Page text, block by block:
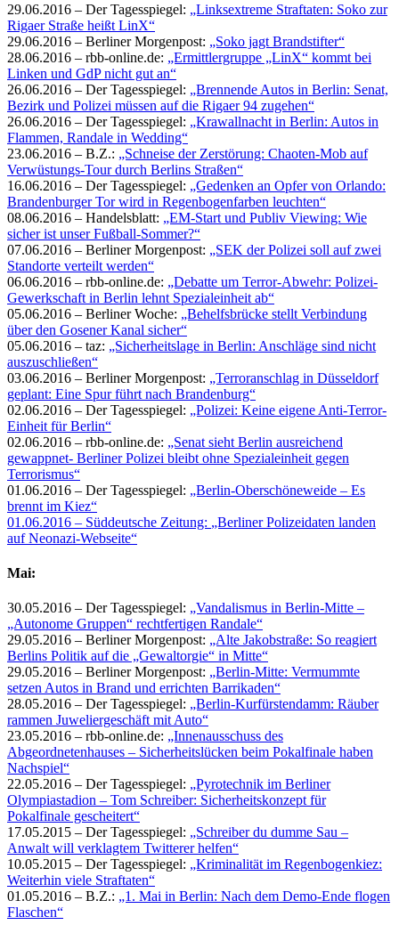
29.06.2016 – Der Tagesspiegel: „Linksextreme Straftaten: Soko zur
Rigaer Straße heißt LinX“
29.06.2016 – Berliner Morgenpost: „Soko jagt Brandstifter“
28.06.2016 – rbb-online.de: „Ermittlergruppe „LinX“ kommt bei
Linken und GdP nicht gut an“
26.06.2016 – Der Tagesspiegel: „Brennende Autos in Berlin: Senat,
Bezirk und Polizei müssen auf die Rigaer 94 zugehen“
26.06.2016 – Der Tagesspiegel: „Krawallnacht in Berlin: Autos in
Flammen, Randale in Wedding“
23.06.2016 – B.Z.: „Schneise der Zerstörung: Chaoten-Mob auf
Verwüstungs-Tour durch Berlins Straßen“
16.06.2016 – Der Tagesspiegel: „Gedenken an Opfer von Orlando:
Brandenburger Tor wird in Regenbogenfarben leuchten“
08.06.2016 – Handelsblatt: „EM-Start und Publiv Viewing: Wie
sicher ist unser Fußball-Sommer?“
07.06.2016 – Berliner Morgenpost: „SEK der Polizei soll auf zwei
Standorte verteilt werden“
06.06.2016 – rbb-online.de: „Debatte um Terror-Abwehr: Polizei-
Gewerkschaft in Berlin lehnt Spezialeinheit ab“
05.06.2016 – Berliner Woche: „Behelfsbrücke stellt Verbindung
über den Gosener Kanal sicher“
05.06.2016 – taz: „Sicherheitslage in Berlin: Anschläge sind nicht
auszuschließen“
03.06.2016 – Berliner Morgenpost: „Terroranschlag in Düsseldorf
geplant: Eine Spur führt nach Brandenburg“
02.06.2016 – Der Tagesspiegel: „Polizei: Keine eigene Anti-Terror-
Einheit für Berlin“
02.06.2016 – rbb-online.de: „Senat sieht Berlin ausreichend
gewappnet- Berliner Polizei bleibt ohne Spezialeinheit gegen
Terrorismus“
01.06.2016 – Der Tagesspiegel: „Berlin-Oberschöneweide – Es
brennt im Kiez“
01.06.2016 – Süddeutsche Zeitung: „Berliner Polizeidaten landen
auf Neonazi-Webseite“
Mai:
30.05.2016 – Der Tagesspiegel: „Vandalismus in Berlin-Mitte –
„Autonome Gruppen“ rechtfertigen Randale“
29.05.2016 – Berliner Morgenpost: „Alte Jakobstraße: So reagiert
Berlins Politik auf die „Gewaltorgie“ in Mitte“
29.05.2016 – Berliner Morgenpost: „Berlin-Mitte: Vermummte
setzen Autos in Brand und errichten Barrikaden“
28.05.2016 – Der Tagesspiegel: „Berlin-Kurfürstendamm: Räuber
rammen Juweliergeschäft mit Auto“
23.05.2016 – rbb-online.de: „Innenausschuss des
Abgeordnetenhauses – Sicherheitslücken beim Pokalfinale haben
Nachspiel“
22.05.2016 – Der Tagesspiegel: „Pyrotechnik im Berliner
Olympiastadion – Tom Schreiber: Sicherheitskonzept für
Pokalfinale gescheitert“
17.05.2015 – Der Tagesspiegel: „Schreiber du dumme Sau –
Anwalt will verklagtem Twitterer helfen“
10.05.2015 – Der Tagesspiegel: „Kriminalität im Regenbogenkiez:
Weiterhin viele Straftaten“
01.05.2016 – B.Z.: „1. Mai in Berlin: Nach dem Demo-Ende flogen
Flaschen“